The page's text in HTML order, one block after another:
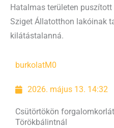
Hatalmas területen
Sziget Állatotthon lakóinak
kilátástalanná.
burkolatM0
2026. május 13. 14:32
Csütörtökön
Törökbálintnál